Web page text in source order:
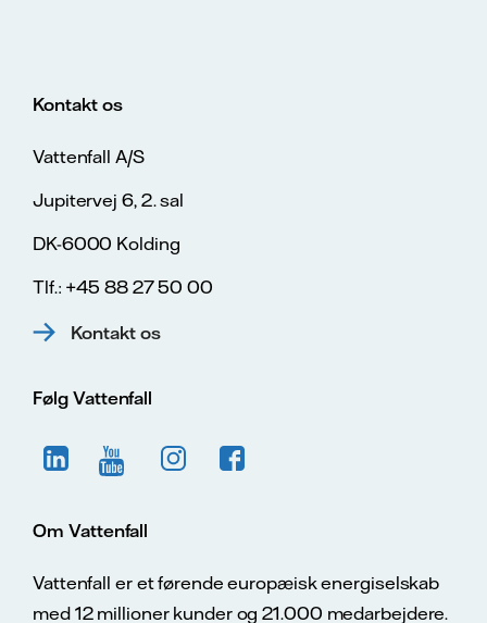
Kontakt os
Vattenfall A/S
Jupitervej 6, 2. sal
DK-6000 Kolding
Tlf.: +45 88 27 50 00
Kontakt os
Følg Vattenfall
Om Vattenfall
Vattenfall er et førende europæisk energiselskab
med 12 millioner kunder og 21.000 medarbejdere.